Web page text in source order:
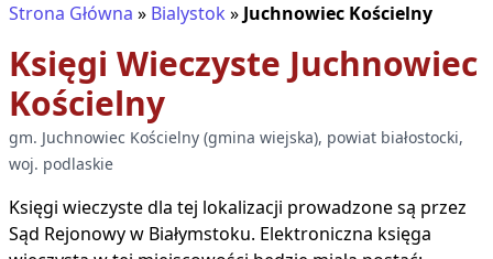
Strona Główna » Bialystok » Juchnowiec Kościelny
Księgi Wieczyste Juchnowiec
Kościelny
gm. Juchnowiec Kościelny (gmina wiejska), powiat białostocki,
woj. podlaskie
Księgi wieczyste dla tej lokalizacji prowadzone są przez
Sąd Rejonowy w Białymstoku. Elektroniczna księga